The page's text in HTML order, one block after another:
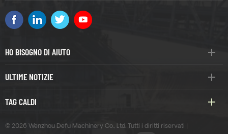
HO BISOGNO DI AIUTO
ULTIME NOTIZIE
TAG CALDI
© 2026 Wenzhou Defu Machinery Co., Ltd. Tutti i diritti riservati |